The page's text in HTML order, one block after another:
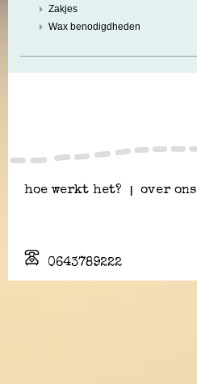
Zakjes
Wax benodigdheden
hoe werkt het? over ons
0643789222